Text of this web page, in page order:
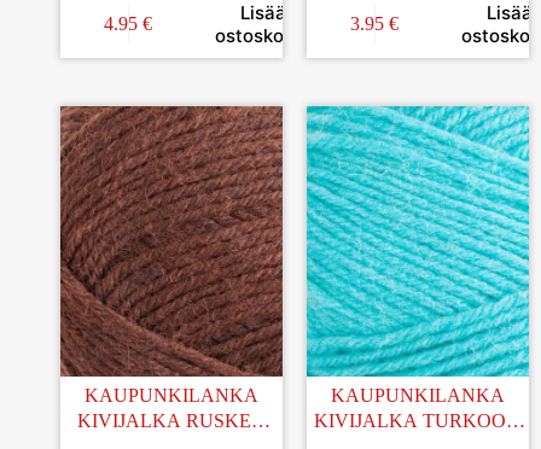
4.95 €
Lisää
ostoskoriin
100G (31)
3.95 €
Lisää
KAUPUNKILANKA
KIVIJALKA RUSKEA
KAUPUNKILANKA
KIVIJALKA TURKOOSI